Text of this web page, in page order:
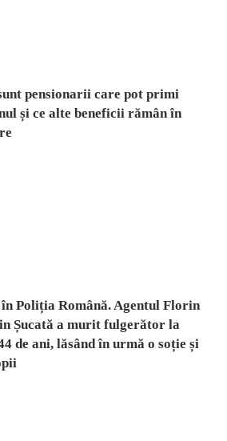
pensionarii care pot primi
și ce alte beneficii rămân în
Poliția Română. Agentul Florin
Șucată a murit fulgerător la
de ani, lăsând în urmă o soție și